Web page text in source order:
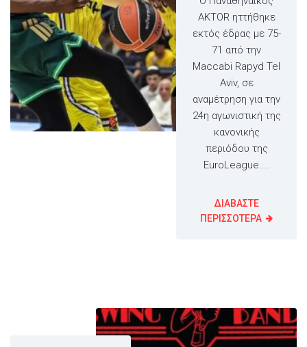
AKTOR ηττήθηκε
εκτός έδρας με 75-
71 από την
Maccabi Rapyd Tel
Aviv, σε
αναμέτρηση για την
24η αγωνιστική της
κανονικής
περιόδου της
EuroLeague....
ΔΙΑΒΑΣΤΕ
ΠΕΡΙΣΣΟΤΕΡΑ